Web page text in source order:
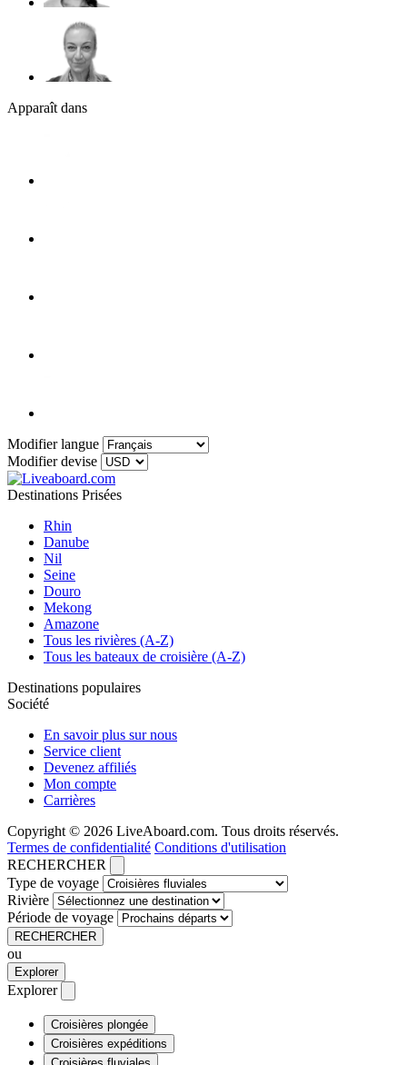
Apparaît dans
Modifier langue
Modifier devise
Destinations Prisées
Rhin
Danube
Nil
Seine
Douro
Mekong
Amazone
Tous les rivières (A-Z)
Tous les bateaux de croisière (A-Z)
Destinations populaires
Société
En savoir plus sur nous
Service client
Devenez affiliés
Mon compte
Carrières
Copyright © 2026 LiveAboard.com. Tous droits réservés.
Termes de confidentialité Conditions d'utilisation
RECHERCHER
Type de voyage
Rivière
Période de voyage
RECHERCHER
ou
Explorer
Explorer
Croisières plongée
Croisières expéditions